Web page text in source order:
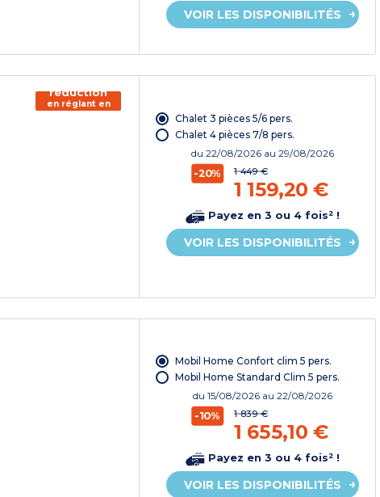
VOIR LES DISPONIBILITÉS
150€ de
réduction
en réglant en
chèque
Chalet 3 pièces 5/6 pers.
Chalet 4 pièces 7/8 pers.
du22/08/2026 au 29/08/2026
-20% 1 449 €
1 159,20 €
Payez en 3 ou 4 fois² !
VOIR LES DISPONIBILITÉS
Mobil Home Confort clim 5 pers.
Mobil Home Standard Clim 5 pers.
du15/08/2026 au 22/08/2026
-10% 1 839 €
1 655,10 €
Payez en 3 ou 4 fois² !
VOIR LES DISPONIBILITÉS